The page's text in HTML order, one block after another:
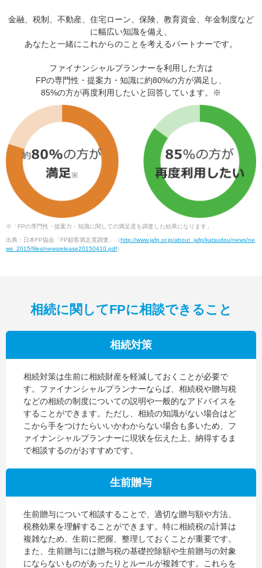
金融、税制、不動産、住宅ローン、保険、教育資金、年金制度など
に幅広い知識を備え、
あなたと一緒にこれからのことを考えるパートナーです。
ファイナンシャルプランナーを利用した方は
FPの専門性・提案力・知識に約80%の方が満足し、
85%の方が再度利用したいと回答しています。※
※「FPの専門性・提案力・知識に関しての満足度を調査した結果になります」
出典：日本FP協会「FP顧客満足度調査」（http://www.jafp.or.jp/about_jafp/katsudou/news/ne
ws_2015/files/newsrelease20150410.pdf）
相続に関してFPに相談できること
相続対策
相続対策は生前に相続財産を軽減しておくことが必要で
す。ファイナンシャルプランナーならば、相続税や贈与税
などの相続の制度についての説明や一般的なアドバイスを
することができます。ただし、相続の知識がない場合はど
こから手をつけたらいいかわからない場合も多いため、フ
ァイナンシャルプランナーに現状を伝えた上、納得するま
で相談するのがおすすめです。
生前贈与
生前贈与について相談することで、適切な贈与額や方法、
税務効果を理解することができます。特に相続税の計算は
複雑なため、生前に把握、整理しておくことが重要です。
また、生前贈与には贈与税の基礎控除額や生前贈与の対象
にならないものがあったりとルールが複雑です。これらを